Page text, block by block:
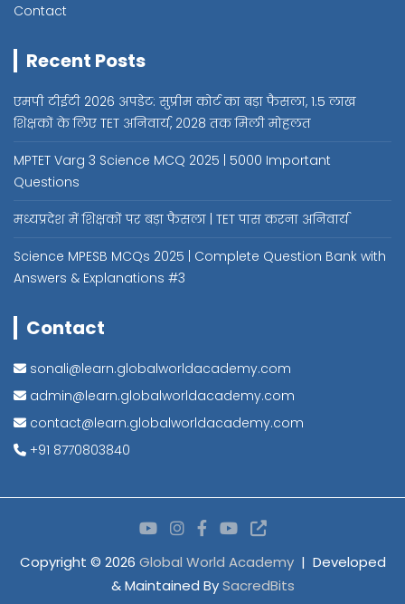
Contact
Recent Posts
एमपी टीईटी 2026 अपडेट: सुप्रीम कोर्ट का बड़ा फैसला, 1.5 लाख
शिक्षकों के लिए TET अनिवार्य, 2028 तक मिली मोहलत
MPTET Varg 3 Science MCQ 2025 | 5000 Important
Questions
मध्यप्रदेश में शिक्षकों पर बड़ा फैसला | TET पास करना अनिवार्य
Science MPESB MCQs 2025 | Complete Question Bank with
Answers & Explanations #3
Contact
sonali@learn.globalworldacademy.com
admin@learn.globalworldacademy.com
contact@learn.globalworldacademy.com
+91 8770803840
Copyright © 2026 Global World Academy
Developed
& Maintained BySacredBits